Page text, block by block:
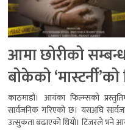
आमा छोरीको
बोकेको
काठमाडौं। आयंका फिल्म्सको
सार्वजनिक गरिएको छ। यसअघि
उत्सुकता बढाएको थियो। टिजरले भने